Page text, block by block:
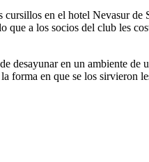
en el hotel Nevasur
a los socios del club les
desayunar en un ambiente
forma en que se los sirvieron